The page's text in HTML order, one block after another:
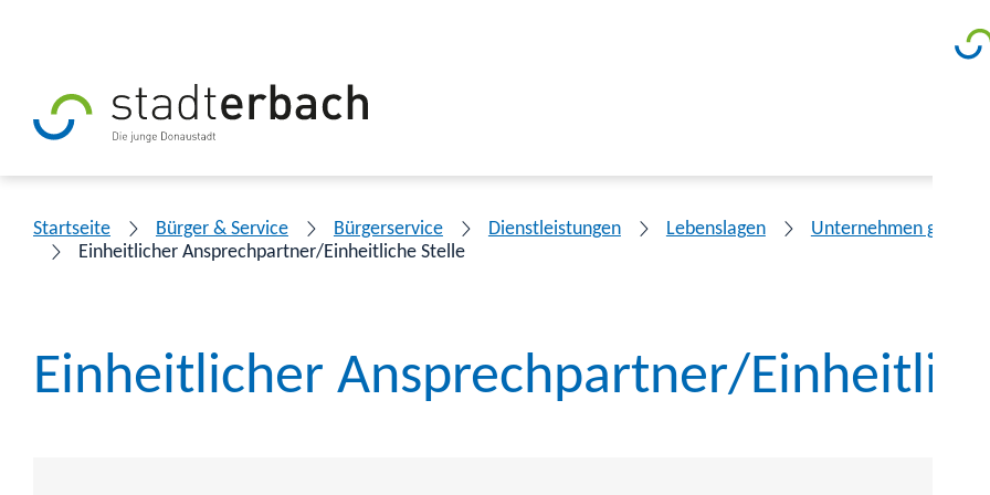
Startseite Bürger & Service Bürgerservice Dienstleistungen Lebenslagen Unternehmen gründen
Einheitlicher Ansprechpartner/Einheitliche Stelle
Einheitlicher Ansprechpartner/